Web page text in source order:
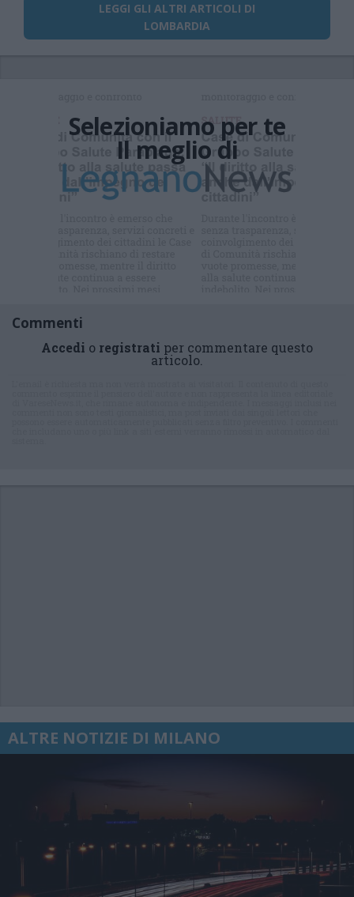
LEGGI GLI ALTRI ARTICOLI DI
LOMBARDIA
Selezioniamo per te
Il meglio di
Commenti
Accedi o registrati per commentare questo
articolo.
ALTRE NOTIZIE DI MILANO